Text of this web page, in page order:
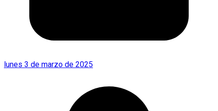
lunes 3 de marzo de 2025